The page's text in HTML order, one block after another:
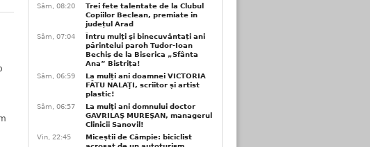
Sâm, 08:20
Trei fete talentate de la Clubul
Copiilor Beclean, premiate in
județul Arad
Sâm, 07:04
Întru mulţi şi binecuvântați ani
părintelui paroh Tudor-Ioan
Bechiș de la Biserica „Sfânta
Ana” Bistrița!
Sâm, 06:59
La mulți ani doamnei VICTORIA
FĂTU NALAŢI, scriitor și artist
plastic!
Sâm, 06:57
La mulţi ani domnului doctor
GAVRILAŞ MUREŞAN, managerul
Clinicii Sanovil!
Vin, 22:45
Miceștii de Câmpie: biciclist